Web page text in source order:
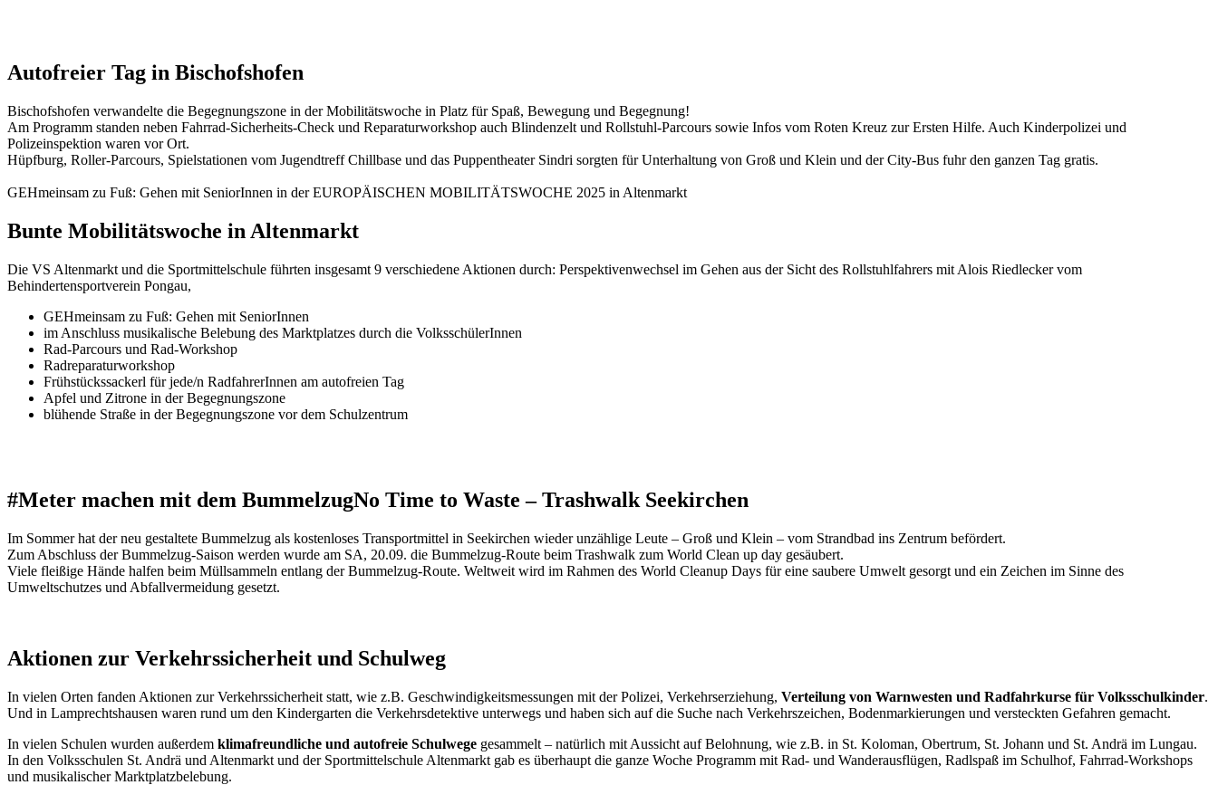
Autofreier Tag in Bischofshofen
Bischofshofen verwandelte die Begegnungszone in der Mobilitätswoche in Platz für Spaß, Bewegung und Begegnung!
Am Programm standen neben Fahrrad-Sicherheits-Check und Reparaturworkshop auch Blindenzelt und Rollstuhl-Parcours sowie Infos vom Roten Kreuz zur Ersten Hilfe. Auch Kinderpolizei und
Polizeinspektion waren vor Ort.
Hüpfburg, Roller-Parcours, Spielstationen vom Jugendtreff Chillbase und das Puppentheater Sindri sorgten für Unterhaltung von Groß und Klein und der City-Bus fuhr den ganzen Tag gratis.
GEHmeinsam zu Fuß: Gehen mit SeniorInnen in der EUROPÄISCHEN MOBILITÄTSWOCHE 2025 in Altenmarkt
Bunte Mobilitätswoche in Altenmarkt
Die VS Altenmarkt und die Sportmittelschule führten insgesamt 9 verschiedene Aktionen durch: Perspektivenwechsel im Gehen aus der Sicht des Rollstuhlfahrers mit Alois Riedlecker vom
Behindertensportverein Pongau,
GEHmeinsam zu Fuß: Gehen mit SeniorInnen
im Anschluss musikalische Belebung des Marktplatzes durch die VolksschülerInnen
Rad-Parcours und Rad-Workshop
Radreparaturworkshop
Frühstückssackerl für jede/n RadfahrerInnen am autofreien Tag
Apfel und Zitrone in der Begegnungszone
blühende Straße in der Begegnungszone vor dem Schulzentrum
#Meter machen mit dem BummelzugNo Time to Waste – Trashwalk Seekirchen
Im Sommer hat der neu gestaltete Bummelzug als kostenloses Transportmittel in Seekirchen wieder unzählige Leute – Groß und Klein – vom Strandbad ins Zentrum befördert.
Zum Abschluss der Bummelzug-Saison werden wurde am SA, 20.09. die Bummelzug-Route beim Trashwalk zum World Clean up day gesäubert.
Viele fleißige Hände halfen beim Müllsammeln entlang der Bummelzug-Route. Weltweit wird im Rahmen des World Cleanup Days für eine saubere Umwelt gesorgt und ein Zeichen im Sinne des
Umweltschutzes und Abfallvermeidung gesetzt.
Aktionen zur Verkehrssicherheit und Schulweg
In vielen Orten fanden Aktionen zur Verkehrssicherheit statt, wie z.B. Geschwindigkeitsmessungen mit der Polizei, Verkehrserziehung, Verteilung von Warnwesten und Radfahrkurse für Volksschulkinder.
Und in Lamprechtshausen waren rund um den Kindergarten die Verkehrsdetektive unterwegs und haben sich auf die Suche nach Verkehrszeichen, Bodenmarkierungen und versteckten Gefahren gemacht.
In vielen Schulen wurden außerdem klimafreundliche und autofreie Schulwege gesammelt – natürlich mit Aussicht auf Belohnung, wie z.B. in St. Koloman, Obertrum, St. Johann und St. Andrä im Lungau.
In den Volksschulen St. Andrä und Altenmarkt und der Sportmittelschule Altenmarkt gab es überhaupt die ganze Woche Programm mit Rad- und Wanderausflügen, Radlspaß im Schulhof, Fahrrad-Workshops
und musikalischer Marktplatzbelebung.